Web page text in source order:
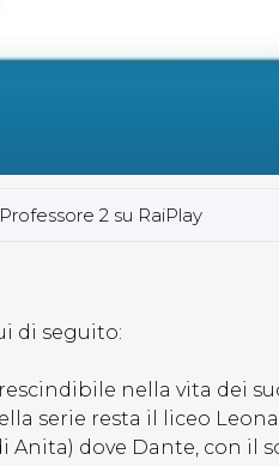
2 su RaiPlay
di seguito:
nella vita dei
serie resta il liceo
Anita) dove Dante, con il